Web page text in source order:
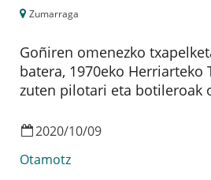
Zumarraga
Goñiren omenezko
batera, 1970eko Herriarteko
zuten pilotari eta botileroak
2020/10/09
Otamotz